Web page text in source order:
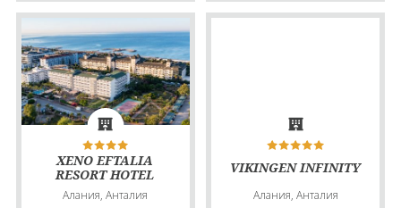
XENO EFTALIA
RESORT HOTEL
Алания, Анталия
VIKINGEN INFINITY
Алания, Анталия